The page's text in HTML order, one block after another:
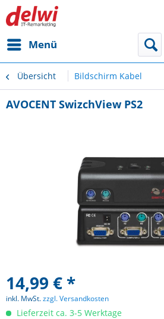
Menü
Übersicht Bildschirm Kabel
AVOCENT SwizchView PS2
14,99 € *
inkl. MwSt.zzgl. Versandkosten
Lieferzeit ca. 3-5 Werktage